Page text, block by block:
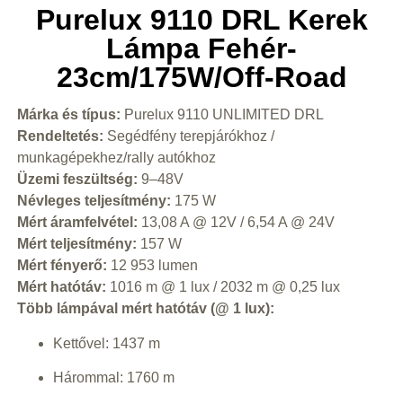
Purelux 9110 DRL Kerek
Lámpa Fehér-
23cm/175W/Off-Road
Márka és típus: Purelux 9110 UNLIMITED DRL
Rendeltetés: Segédfény terepjárókhoz /
munkagépekhez/rally autókhoz
Üzemi feszültség: 9–48V
Névleges teljesítmény: 175 W
Mért áramfelvétel: 13,08 A @ 12V / 6,54 A @ 24V
Mért teljesítmény: 157 W
Mért fényerő: 12 953 lumen
Mért hatótáv: 1016 m @ 1 lux / 2032 m @ 0,25 lux
Több lámpával mért hatótáv (@ 1 lux):
Kettővel: 1437 m
Hárommal: 1760 m